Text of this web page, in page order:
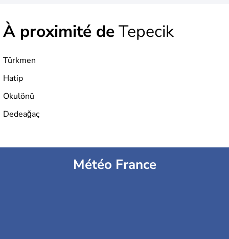
À proximité deTepecik
Türkmen
Hatip
Okulönü
Dedeağaç
Météo France